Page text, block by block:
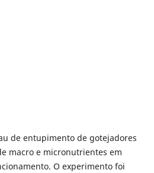
de entupimento de gotejadores
macro e micronutrientes em
O experimento foi